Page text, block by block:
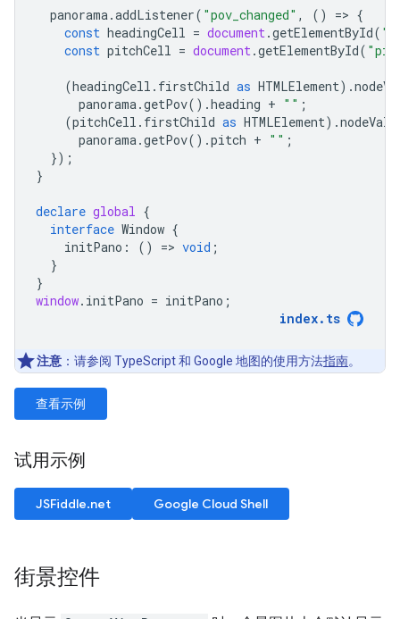
panorama.addListener( "pov_changed" , () => {
const headingCell = document.getElementById(
const pitchCell = document.getElementById(
(headingCell . firstChild as HTMLElement).
panorama.getPov().heading + "" ;
(pitchCell . firstChild as HTMLElement).
panorama.getPov().pitch + "" ;
});
}
declare global {
interface Window {
initPano : () => void ;
}
}
window. initPano = initPano ;
index. ts
注意 ：请参阅 TypeScript 和 Google 地图的使用方法指南。
查看示例
试用示例
JSFiddle.net Google Cloud Shell
街景控件